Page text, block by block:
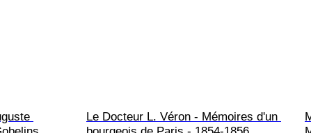
Le Docteur L. Véron - Mémoires d'un